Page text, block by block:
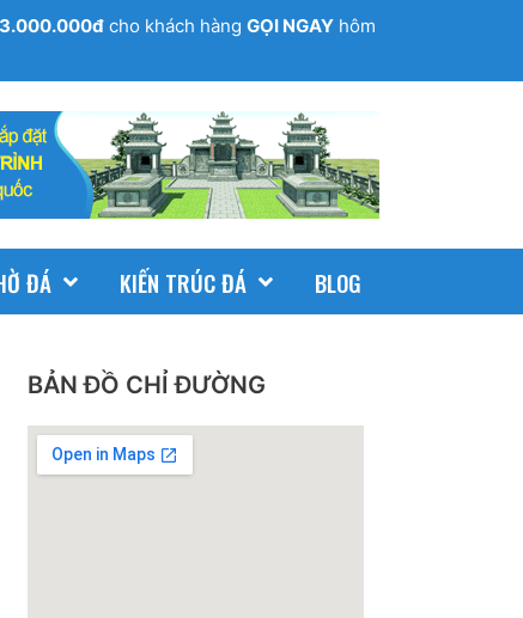
cho khách hàng GỌI NGAYhôm
ĐÁ KIẾN TRÚC ĐÁ BLOG
BẢN ĐỒ CHỈ ĐƯỜNG